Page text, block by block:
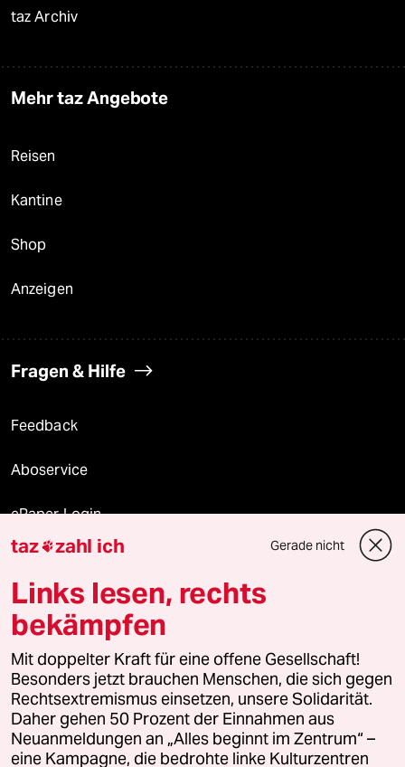
taz Archiv
Mehr taz Angebote
Reisen
Kantine
Shop
Anzeigen
Fragen & Hilfe
Feedback
Aboservice
ePaper Login
Downloads für Abonnierende
© 2026 taz Verlags und Vertriebs GmbH
Alle Rechte vorbehalten. Bei rechtlichen Fragen oder für Genehmigungen
wenden Sie sich bitte an
lizenzen@taz.de
Feedback Redaktionsstatut Kommune-Richtlinien
taz zahl ich Gerade nicht
Links lesen, rechts
bekämpfen
Mit doppelter Kraft für eine offene Gesellschaft!
Besonders jetzt brauchen Menschen, die sich gegen
Rechtsextremismus einsetzen, unsere Solidarität.
Daher gehen 50 Prozent der Einnahmen aus
Neuanmeldungen an „Alles beginnt im Zentrum“ –
eine Kampagne, die bedrohte linke Kulturzentren